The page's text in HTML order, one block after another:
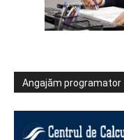
Angajăm programator